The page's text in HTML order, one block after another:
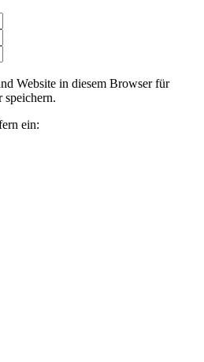
Website in diesem Browser für
speichern.
ein: